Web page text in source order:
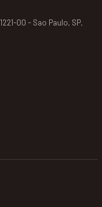
00 - Sao Paulo, SP,